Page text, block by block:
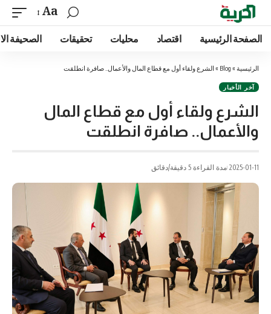
Aa
الصفحة الرئيسية اقتصاد محليات تحقيقات الصحيفة
الرئيسية »
Blog
» الشرع ولقاء أول مع قطاع المال والأعمال.. صافرة انطلقت
آخر الأخبار
الشرع ولقاء أول مع قطاع المال
والأعمال.. صافرة انطلقت
2025-01-11 مدة القراءة 5 دقيقة/دقائق